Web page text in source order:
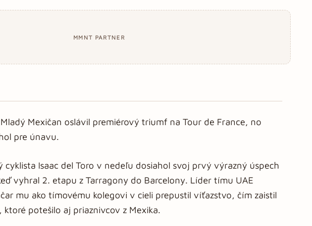
MMNT PARTNER
Mexičan oslávil premiérový triumf na Tour de France, no
pre únavu.
cyklista Isaac del Toro v nedeľu dosiahol svoj prvý výrazný úspech
vyhral 2. etapu z Tarragony do Barcelony. Líder tímu UAE
mu ako tímovému kolegovi v cieli prepustil víťazstvo, čím zaistil
potešilo aj priaznivcov z Mexika.